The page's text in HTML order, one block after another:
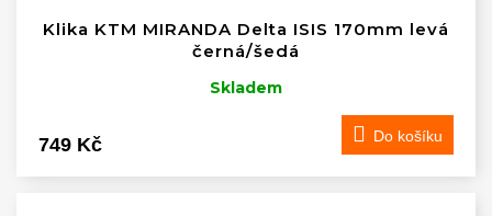
Klika KTM MIRANDA Delta ISIS 170mm levá
černá/šedá
Skladem
749 Kč Do košíku